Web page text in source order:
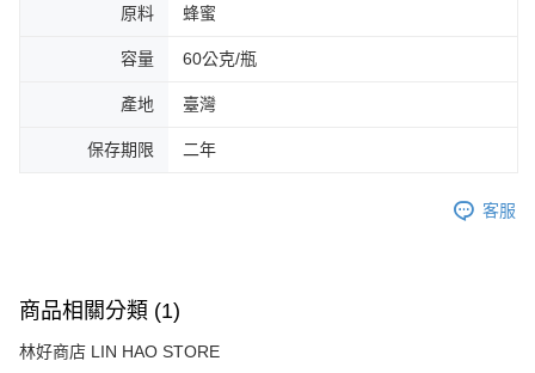
原料 蜂蜜
容量 60公克/瓶
產地 臺灣
保存期限 二年
客服
商品相關分類 (1)
林好商店 LIN HAO STORE